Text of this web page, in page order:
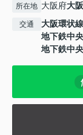
所在地 大阪府大
交通 大阪環状線
地下鉄中
地下鉄中